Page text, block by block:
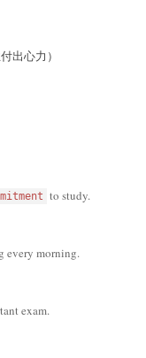
出心力）
to study.
every morning.
exam.